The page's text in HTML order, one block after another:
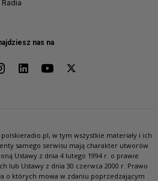
nas na
w tym wszystkie materiały i ich
samego serwisu mają charakter utworów
Ustawy z dnia 4 lutego 1994 r. o prawie
lub Ustawy z dnia 30 czerwca 2000 r. Prawo
o których mowa w zdaniu poprzedzającym